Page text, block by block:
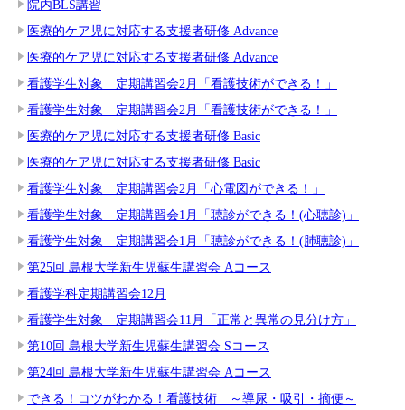
院内BLS講習
医療的ケア児に対応する支援者研修 Advance
医療的ケア児に対応する支援者研修 Advance
看護学生対象 定期講習会2月「看護技術ができる！」
看護学生対象 定期講習会2月「看護技術ができる！」
医療的ケア児に対応する支援者研修 Basic
医療的ケア児に対応する支援者研修 Basic
看護学生対象 定期講習会2月「心電図ができる！」
看護学生対象 定期講習会1月「聴診ができる！(心聴診)」
看護学生対象 定期講習会1月「聴診ができる！(肺聴診)」
第25回 島根大学新生児蘇生講習会 Aコース
看護学科定期講習会12月
看護学生対象 定期講習会11月「正常と異常の見分け方」
第10回 島根大学新生児蘇生講習会 Sコース
第24回 島根大学新生児蘇生講習会 Aコース
できる！コツがわかる！看護技術 ～導尿・吸引・摘便～